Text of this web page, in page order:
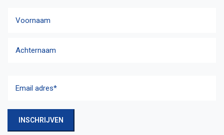
adres(Vereist)
INSCHRIJVEN